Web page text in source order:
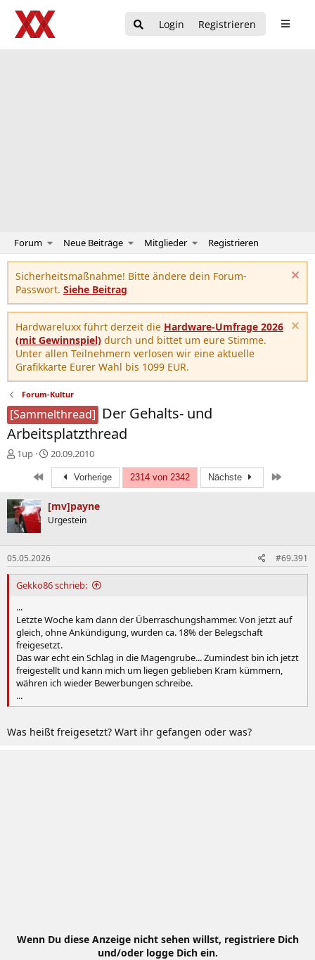
Login Registrieren
Forum Neue Beiträge Mitglieder Registrieren
Sicherheitsmaßnahme! Bitte ändere dein Forum-
Passwort. Siehe Beitrag
Hardwareluxx führt derzeit die Hardware-Umfrage 2026
(mit Gewinnspiel) durch und bittet um eure Stimme.
Unter allen Teilnehmern verlosen wir eine aktuelle
Grafikkarte Eurer Wahl bis 1099 EUR.
Forum-Kultur
[Sammelthread] Der Gehalts- und
Arbeitsplatzthread
E
e
l
l
r
1up
E
r
t
e
l
m
20.09.2010
Erste Vorherige 2314 von 2342 Nächste
[mv]payne
Urgestein
05.05.2026 #69.391
Gekko86 schrieb:
...
Letzte Woche kam dann der Überraschungshammer. Von jetzt auf
gleich, ohne Ankündigung, wurden ca. 18% der Belegschaft
freigesetzt.
Das war echt ein Schlag in die Magengrube... Zumindest bin ich jetzt
freigestellt und kann mich um liegen geblieben Kram kümmern,
währen ich wieder Bewerbungen schreibe.
...
Was heißt freigesetzt? Wart ihr gefangen oder was?
Wenn Du diese Anzeige nicht sehen willst, registriere Dich
und/oder logge Dich ein.